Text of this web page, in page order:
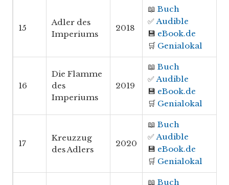
15
Adler des
Imperiums
2018
📖 Buch
✅Audible
💾 eBook.de
🛒 Genialokal
16
Die Flamme
des
Imperiums
2019
📖 Buch
✅Audible
💾 eBook.de
🛒 Genialokal
17
Kreuzzug
des Adlers
2020
📖 Buch
✅Audible
💾 eBook.de
🛒 Genialokal
📖 Buch